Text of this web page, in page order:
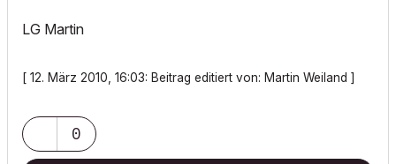
LG Martin
[ 12. März 2010, 16:03: Beitrag editiert von: Martin Weiland ]
0